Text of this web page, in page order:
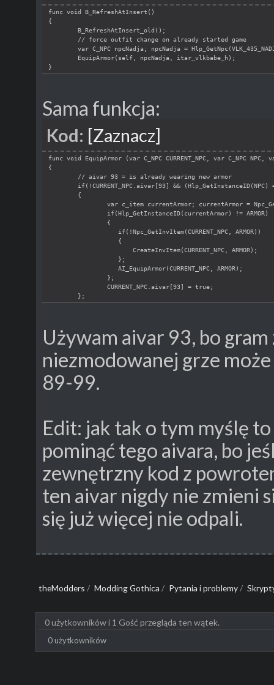
func void B_RefreshAtInsert()
{
B_RefreshAtInsert_old();
// force outfit change on already started game
var C_NPC npcNadja; npcNadja =
EquipArmor(self, npcNadja, itar_vlkbabe_h);
}
Sama funkcja:
Kod: [Zaznacz]
func void EquipArmor (var C_NPC CURRENT_NPC, var C_NPC NPC,
{
// aivar 93 = is already wearing new armor
if(!CURRENT_NPC.aivar[93] && (Hlp_GetInstanceID(NPC)
{
var c_item currentArmor; currentArmor =
if(Hlp_GetInstanceID(currentArmor) != ARMOR)
{
if(!Npc_GetInvItem(CURRENT_NPC, ARMOR))
{
CreateInvItem(CURRENT_NPC, ARMOR);
};
AI_EquipArmor(CURRENT_NPC, ARMOR);
};
CURRENT_NPC.aivar[93] = true;
};
};
Używam aivar 93, bo
niezmodowanej grze
89-99.
Edit: jak tak o tym myślę
pominąć tego aivara, bo
zewnętrzny kod z
ten aivar nigdy nie zmieni
się już więcej nie odpali.
theModders / Modding Gothica / Pytania i problemy/
0 użytkowników i 1 Gość przegląda ten wątek.
0 użytkowników